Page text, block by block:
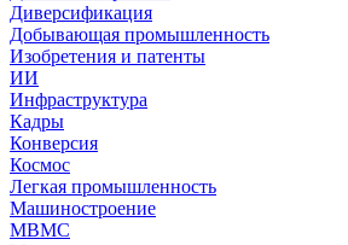
Диверсификация
Добывающая промышленность
Изобретения и патенты
ИИ
Инфраструктура
Кадры
Конверсия
Космос
Легкая промышленность
Машиностроение
МВМС